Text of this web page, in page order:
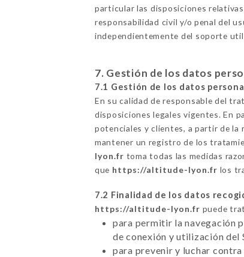
particular las disposiciones
responsabilidad civil y/o penal del
independientemente del soporte
7. Gestión de los datos
7.1 Gestión de los datos
En su calidad de responsable del
disposiciones legales vigentes. En
potenciales y clientes, a partir de la
mantener un registro de los
lyon.fr toma todas las medidas
que https://altitude-lyon.fr los
7.2 Finalidad de los datos
https://altitude-lyon.fr puede
para permitir la navegación
de conexión y utilización del
para prevenir y luchar